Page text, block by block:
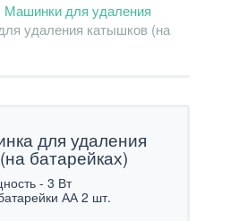
Машинки для удаления
удаления катышков (на
для удаления
батарейках)
- 3 Вт
АА 2 шт.